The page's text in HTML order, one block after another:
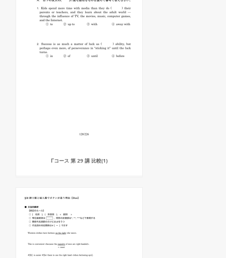
Γコース 第 29 講 比較(1)